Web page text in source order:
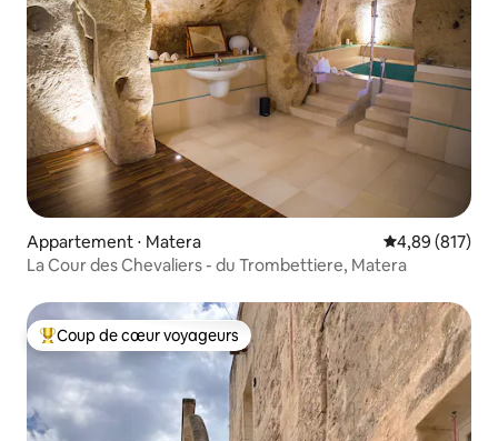
Appartement ⋅ Matera Évaluation
4,89 (817)
La Cour des Chevaliers - du Trombettiere, Matera
Coups de cœur voyageurs les plus appréciés
Coup de cœur voyageurs